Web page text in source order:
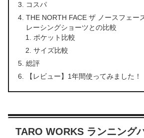
コスパ
THE NORTH FACE ザ ノースフェー
レーシングショーツとの比較
ポケット比較
サイズ比較
総評
【レビュー】1年間使ってみました！
TARO WORKS ランニング